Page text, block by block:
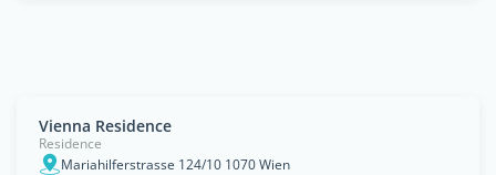
Vienna Residence
Residence
Mariahilferstrasse 124/10 1070 Wien